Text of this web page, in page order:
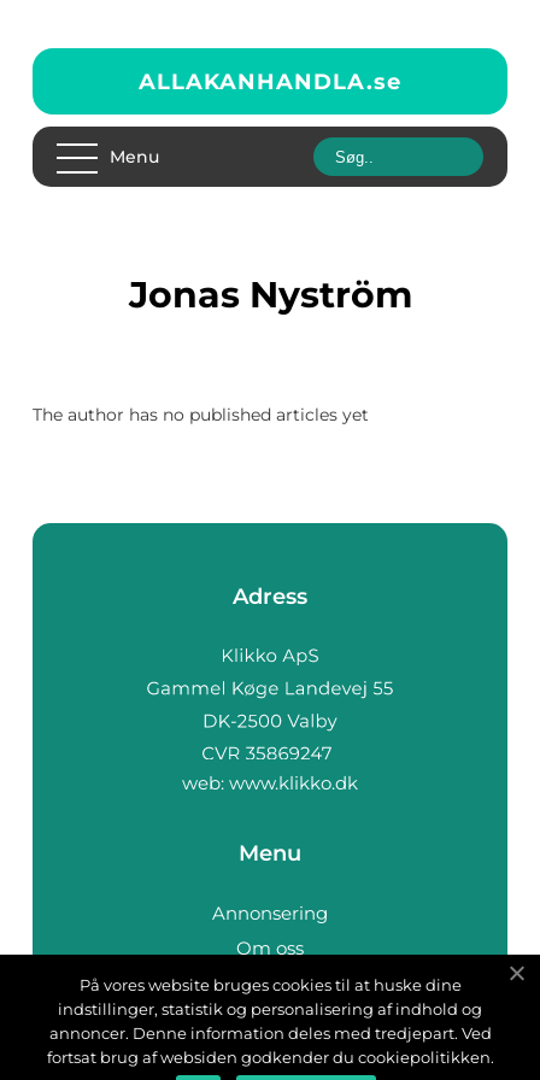
ALLAKANHANDLA.se
Menu
Jonas Nyström
The author has no published articles yet
Adress
web: www.klikko.dk
Menu
Annonsering
Om oss
Cookies
Kontakta oss
Sitemap
På vores website bruges cookies til at huske dine
indstillinger, statistik og personalisering af indhold og
annoncer. Denne information deles med tredjepart. Ved
fortsat brug af websiden godkender du cookiepolitikken.